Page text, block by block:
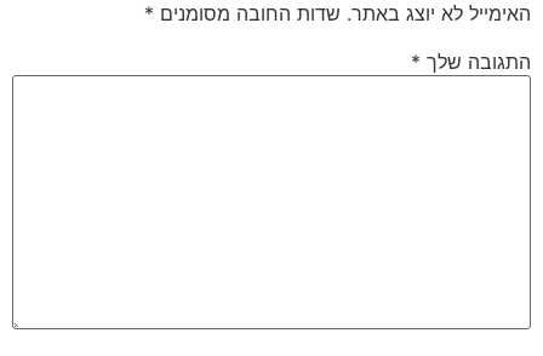
האימייל לא יוצג באתר. שדות החובה מסומנים *
התגובה שלך *